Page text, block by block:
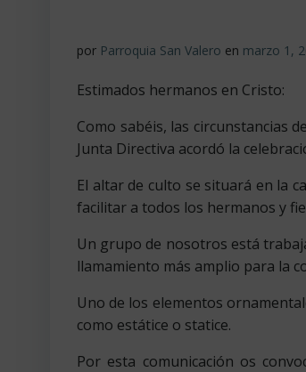
por Parroquia San Valero en marzo 1,
Estimados hermanos en Cristo:
Como sabéis, las circunstancias
Junta Directiva acordó la
El altar de culto se situará en la
facilitar a todos los hermanos y
Un grupo de nosotros está
llamamiento más amplio para la
Uno de los elementos
como estátice o statice.
Por esta comunicación os